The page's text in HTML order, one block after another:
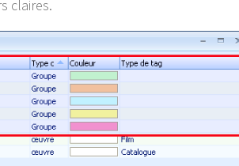
claires.